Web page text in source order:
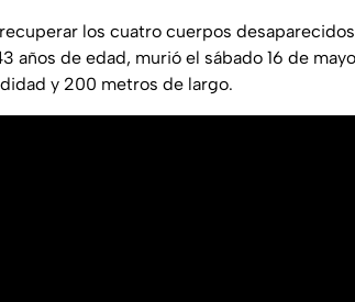
los cuatro cuerpos
años de edad, murió el sábado 16 de
y 200 metros de largo.